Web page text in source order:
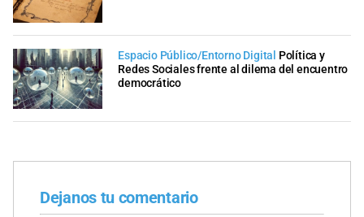
Espacio Público/Entorno Digital Política y
Redes Sociales frente al dilema del encuentro
democrático
Dejanos tu comentario